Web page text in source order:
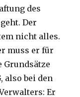
des
Der
nicht alles.
muss er für
Grundsätze
also bei den
Er